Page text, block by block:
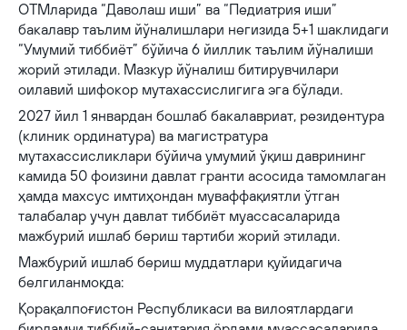
ОТМларида “Даволаш иши” ва “Педиатрия иши”
бакалавр таълим йўналишлари негизида 5+1 шаклидаги
“Умумий тиббиёт” бўйича 6 йиллик таълим йўналиши
жорий этилади. Мазкур йўналиш битирувчилари
оилавий шифокор мутахассислигига эга бўлади.
2027 йил 1 январдан бошлаб бакалавриат, резидентура
(клиник ординатура) ва магистратура
мутахассисликлари бўйича умумий ўқиш даврининг
камида 50 фоизини давлат гранти асосида тамомлаган
ҳамда махсус имтиҳондан муваффақиятли ўтган
талабалар учун давлат тиббиёт муассасаларида
мажбурий ишлаб бериш тартиби жорий этилади.
Мажбурий ишлаб бериш муддатлари қуйидагича
белгиланмоқда:
Қорақалпоғистон Республикаси ва вилоятлардаги